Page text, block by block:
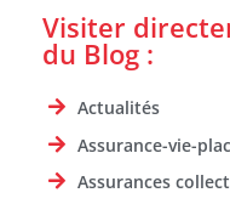
Visiter
du Blog :
Actualités
Assurance-vie-
Assurances